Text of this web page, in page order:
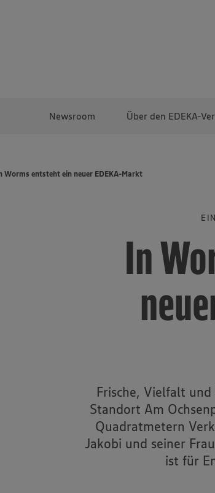
Newsroom Über den EDEKA-
Worms entsteht ein neuer EDEKA-Markt
In
Frische, Vielfalt
Standort Am
Quadratmetern
Jakobi und seiner
ist für